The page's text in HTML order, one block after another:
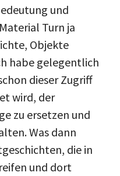
und
Turn ja
Objekte
habe gelegentlich
dieser Zugriff
wird, der
zu ersetzen und
Was dann
die in
und dort